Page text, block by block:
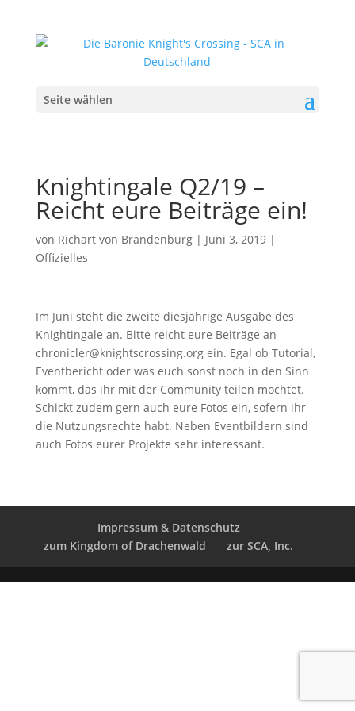
Seite wählen
Knightingale Q2/19 –
Reicht eure Beiträge ein!
von Richart von Brandenburg| Juni 3, 2019|
Offizielles
Im Juni steht die zweite diesjährige Ausgabe des
Knightingale an. Bitte reicht eure Beiträge an
chronicler@knightscrossing.org ein. Egal ob Tutorial,
Eventbericht oder was euch sonst noch in den Sinn
kommt, das ihr mit der Community teilen möchtet.
Schickt zudem gern auch eure Fotos ein, sofern ihr
die Nutzungsrechte habt. Neben Eventbildern sind
auch Fotos eurer Projekte sehr interessant.
Impressum & Datenschutz
zum Kingdom of Drachenwald
zur SCA, Inc.